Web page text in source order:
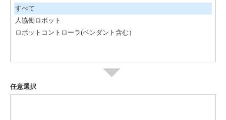
すべて
人協働ロボット
ロボットコントローラ(ペンダント含む）
任意選択